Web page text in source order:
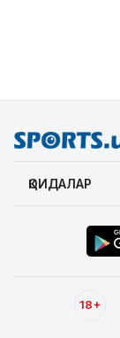
ҚОИДАЛАР
18+